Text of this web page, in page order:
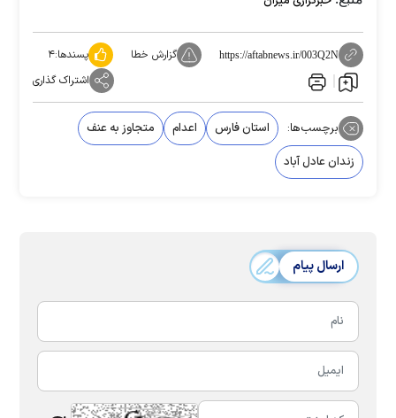
https://aftabnews.ir/003Q2N گزارش خطا پسندها:۴
اشتراک گذاری
برچسب‌ها: استان فارس اعدام
متجاوز به عنف
زندان عادل آباد
ارسال پیام